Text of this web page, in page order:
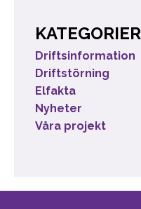
KATEGORIER
Driftsinformation
Driftstörning
Elfakta
Nyheter
Våra projekt